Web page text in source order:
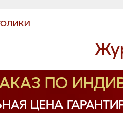
ПО
ЦЕНА